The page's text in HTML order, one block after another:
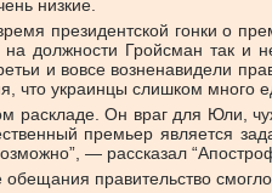
низкие.
президентской гонки о
должности Гройсман так и
и вовсе возненавидели
что украинцы слишком много
раскладе. Он враг для Юли,
премьер является
— рассказал
обещания правительство